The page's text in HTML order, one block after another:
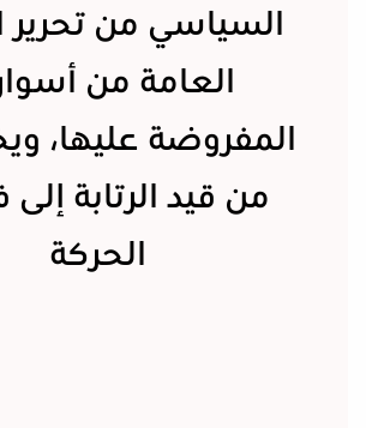
السياسي من تحرير
العامة من
المفروضة عليها،
من قيد الرتابة
الحركة